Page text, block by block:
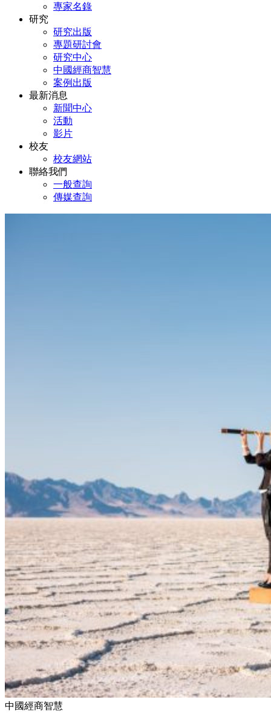
專家名錄
研究
研究出版
專題研討會
研究中心
中國經商智慧
案例出版
最新消息
新聞中心
活動
影片
校友
校友網站
聯絡我們
一般查詢
傳媒查詢
中國經商智慧